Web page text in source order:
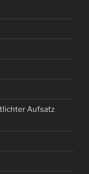
Aufsatz